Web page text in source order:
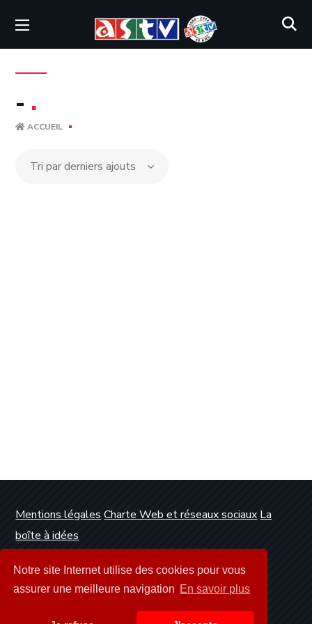
Notre site Internet utilise des cookies pour vous
assurer une meilleure navigation En savoir plus
- .
ACCUEIL
Mentions légales Charte Web et réseaux sociaux La
boîte à idées
Dunkerque